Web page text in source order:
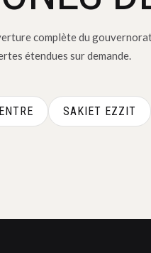
complète du
étendues sur demande.
SAKIET EZZIT